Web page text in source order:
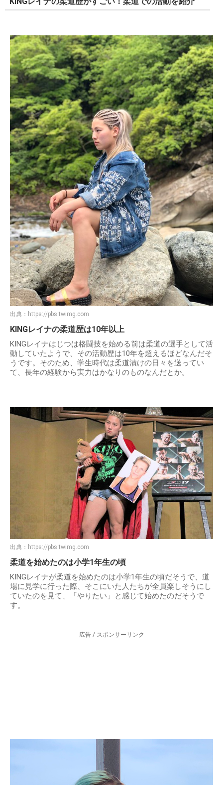
出典： https://pbs.twimg.com
KINGレイナの柔道歴は10年以上
KINGレイナはじつは格闘技を始める前は柔道の選手として活
動していたようで、その活動歴は10年を超えるほどなんだそ
うです。そのため、学生時代は柔道漬けの日々を送ってい
て、長年の経験から実力はかなりのものなんだとか。
出典： https://pbs.twimg.com
柔道を始めたのは小学1年生の頃
KINGレイナが柔道を始めたのは小学1年生の頃だそうで、道
場に見学に行った際、そこにいた人たちが全員楽しそうにし
ていたのを見て、「やりたい」と感じて始めたのだそうで
す。
広告 / スポンサーリンク